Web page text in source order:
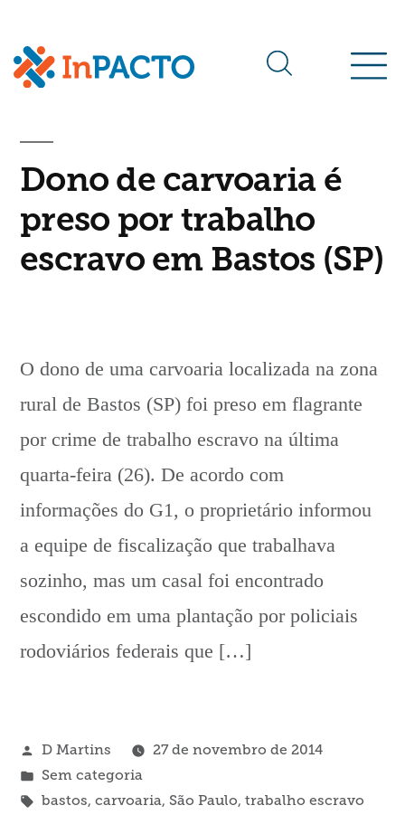
bastos
Dono de carvoaria é
preso por trabalho
escravo em Bastos (SP)
O dono de uma carvoaria localizada na zona
rural de Bastos (SP) foi preso em flagrante
por crime de trabalho escravo na última
quarta-feira (26). De acordo com
informações do G1, o proprietário informou
a equipe de fiscalização que trabalhava
sozinho, mas um casal foi encontrado
escondido em uma plantação por policiais
rodoviários federais que […]
Publicado
por
D Martins
27 de novembro de 2014
Publicado
em
Sem categoria
Tags:
bastos, carvoaria, São Paulo, trabalho escravo